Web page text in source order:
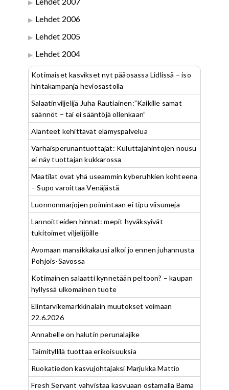
Lehdet 2006
Lehdet 2005
Lehdet 2004
Kotimaiset kasvikset nyt pääosassa Lidlissä – iso
hintakampanja heviosastolla
Salaatinviljelijä Juha Rautiainen:”Kaikille samat
säännöt – tai ei sääntöjä ollenkaan”
Alanteet kehittävät elämyspalvelua
Varhaisperunantuottajat: Kuluttajahintojen nousu
ei näy tuottajan kukkarossa
Maatilat ovat yhä useammin kyberuhkien kohteena
– Supo varoittaa Venäjästä
Luonnonmarjojen poimintaan ei tipu viisumeja
Lannoitteiden hinnat: mepit hyväksyivät
tukitoimet viljelijöille
Avomaan mansikkakausi alkoi jo ennen juhannusta
Pohjois-Savossa
Kotimainen salaatti kynnetään peltoon? – kaupan
hyllyssä ulkomainen tuote
Elintarvikemarkkinalain muutokset voimaan
22.6.2026
Annabelle on halutin perunalajike
Taimityllilä tuottaa erikoisuuksia
Ruokatiedon kasvujohtajaksi Marjukka Mattio
Fresh Servant vahvistaa kasvuaan ostamalla Bama